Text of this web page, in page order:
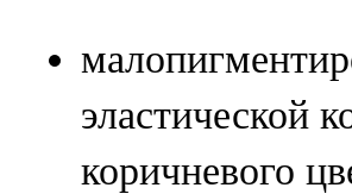
эластической
коричневого